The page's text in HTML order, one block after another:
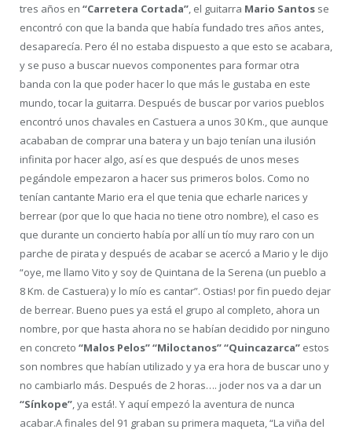
tres años en “Carretera Cortada” , el guitarra Mario Santos se
encontró con que la banda que había fundado tres años antes,
desaparecía. Pero él no estaba dispuesto a que esto se acabara,
y se puso a buscar nuevos componentes para formar otra
banda con la que poder hacer lo que más le gustaba en este
mundo, tocar la guitarra. Después de buscar por varios pueblos
encontró unos chavales en Castuera a unos 30 Km., que aunque
acababan de comprar una batera y un bajo tenían una ilusión
infinita por hacer algo, así es que después de unos meses
pegándole empezaron a hacer sus primeros bolos. Como no
tenían cantante Mario era el que tenia que echarle narices y
berrear (por que lo que hacia no tiene otro nombre), el caso es
que durante un concierto había por allí un tío muy raro con un
parche de pirata y después de acabar se acercó a Mario y le dijo
“oye, me llamo Vito y soy de Quintana de la Serena (un pueblo a
8 Km. de Castuera) y lo mío es cantar”. Ostias! por fin puedo dejar
de berrear. Bueno pues ya está el grupo al completo, ahora un
nombre, por que hasta ahora no se habían decidido por ninguno
en concreto “Malos Pelos” “Miloctanos” “Quincazarca” estos
son nombres que habían utilizado y ya era hora de buscar uno y
no cambiarlo más. Después de 2 horas…. joder nos va a dar un
“Sínkope” , ya está!. Y aquí empezó la aventura de nunca
acabar.A finales del 91 graban su primera maqueta, “La viña del